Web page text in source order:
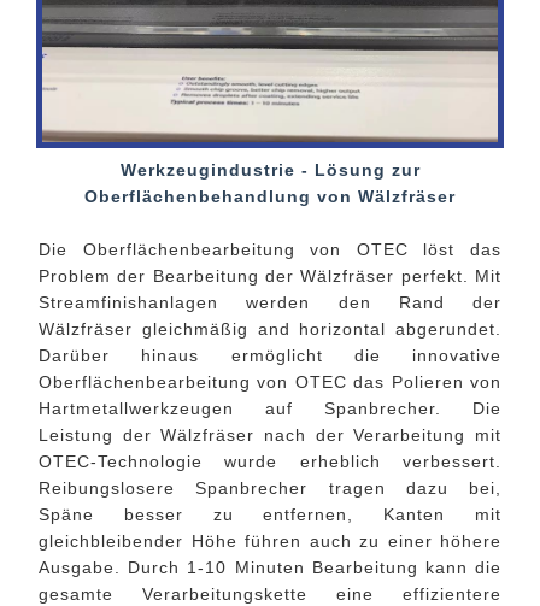
Werkzeugindustrie - Lösung zur
Oberflächenbehandlung von Wälzfräser
Die Oberflächenbearbeitung von OTEC löst das
Problem der Bearbeitung der Wälzfräser perfekt. Mit
Streamfinishanlagen werden den Rand der
Wälzfräser gleichmäßig and horizontal abgerundet.
Darüber hinaus ermöglicht die innovative
Oberflächenbearbeitung von OTEC das Polieren von
Hartmetallwerkzeugen auf Spanbrecher. Die
Leistung der Wälzfräser nach der Verarbeitung mit
OTEC-Technologie wurde erheblich verbessert.
Reibungslosere Spanbrecher tragen dazu bei,
Späne besser zu entfernen, Kanten mit
gleichbleibender Höhe führen auch zu einer höhere
Ausgabe. Durch 1-10 Minuten Bearbeitung kann die
gesamte Verarbeitungskette eine effizientere